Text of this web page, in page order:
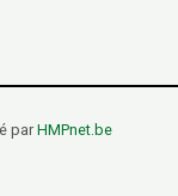
parHMPnet.be